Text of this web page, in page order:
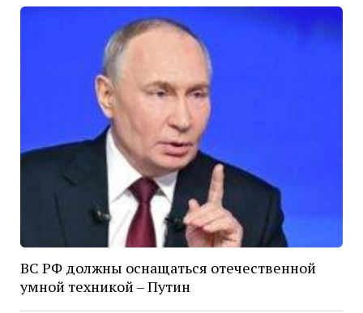
ВС РФ должны оснащаться отечественной
умной техникой – Путин